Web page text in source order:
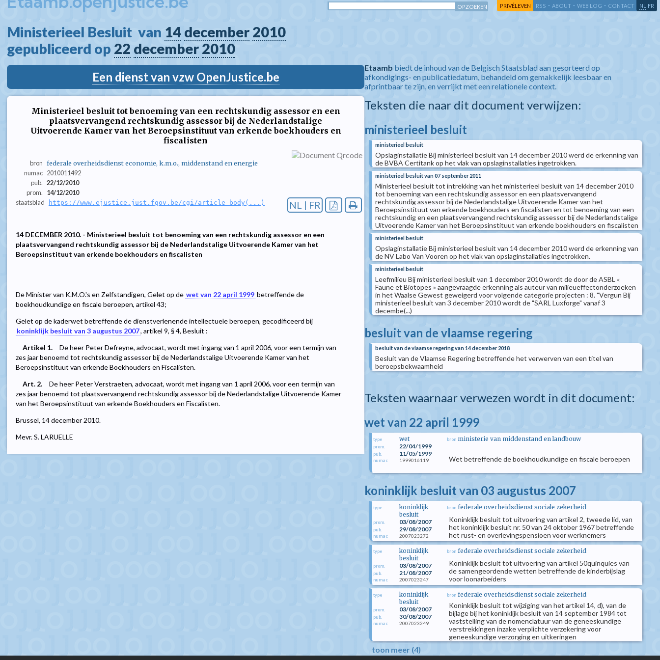
PRIVÉLEVEN RSS - ABOUT - WEB LOG - CONTACT NL FR
Ministerieel Besluit  van 14 december 2010
gepubliceerd op 22 december 2010
Een dienst van vzw OpenJustice.be
Ministerieel besluit tot benoeming van een rechtskundig assessor en een
plaatsvervangend rechtskundig assessor bij de Nederlandstalige
Uitvoerende Kamer van het Beroepsinstituut van erkende boekhouders en
fiscalisten
bron federale overheidsdienst economie, k.m.o., middenstand en energie
numac 2010011492
pub. 22/12/2010
prom.
14/12/2010
staatsblad
https://www.ejustice.just.fgov.be/cgi/article_body(...) NL | FR
14 DECEMBER 2010. - Ministerieel besluit tot benoeming van een rechtskundig assessor en een
plaatsvervangend rechtskundig assessor bij de Nederlandstalige Uitvoerende Kamer van het
Beroepsinstituut van erkende boekhouders en fiscalisten
De Minister van K.M.O.'s en Zelfstandigen, Gelet op de wet van 22 april 1999 betreffende de
boekhoudkundige en fiscale beroepen, artikel 43;
Gelet op de kaderwet betreffende de dienstverlenende intellectuele beroepen, gecodificeerd bij
koninklijk besluit van 3 augustus 2007, artikel 9, § 4, Besluit :
Artikel 1.
De heer Peter Defreyne, advocaat, wordt met ingang van 1 april 2006, voor een termijn van
zes jaar benoemd tot rechtskundig assessor bij de Nederlandstalige Uitvoerende Kamer van het
Beroepsinstituut van erkende Boekhouders en Fiscalisten.
Art. 2.
De heer Peter Verstraeten, advocaat, wordt met ingang van 1 april 2006, voor een termijn van
zes jaar benoemd tot plaatsvervangend rechtskundig assessor bij de Nederlandstalige Uitvoerende Kamer
van het Beroepsinstituut van erkende Boekhouders en Fiscalisten.
Brussel, 14 december 2010.
Mevr. S. LARUELLE
Etaamb biedt de inhoud van de Belgisch Staatsblad aan gesorteerd op
afkondigings- en publicatiedatum, behandeld om gemakkelijk leesbaar en
afprintbaar te zijn, en verrijkt met een relationele context.
Teksten die naar dit document verwijzen:
ministerieel besluit
ministerieel besluit
Opslaginstallatie Bij ministerieel besluit van 14 december 2010 werd de erkenning van
de BVBA Certitank op het vlak van opslaginstallaties ingetrokken.
ministerieel besluit van 07 september 2011
Ministerieel besluit tot intrekking van het ministerieel besluit van 14 december 2010
tot benoeming van een rechtskundig assessor en een plaatsvervangend
rechtskundig assessor bij de Nederlandstalige Uitvoerende Kamer van het
Beroepsinstituut van erkende boekhouders en fiscalisten en tot benoeming van een
rechtskundig en een plaatsvervangend rechtskundig assessor bij de Nederlandstalige
Uitvoerende Kamer van het Beroepsinstituut van erkende boekhouders en fiscalisten
ministerieel besluit
Opslaginstallatie Bij ministerieel besluit van 14 december 2010 werd de erkenning van
de NV Labo Van Vooren op het vlak van opslaginstallaties ingetrokken.
ministerieel besluit
Leefmilieu Bij ministerieel besluit van 1 december 2010 wordt de door de ASBL «
Faune et Biotopes » aangevraagde erkenning als auteur van milieueffectonderzoeken
in het Waalse Gewest geweigerd voor volgende categorie projecten : 8. "Vergun Bij
ministerieel besluit van 3 december 2010 wordt de "SARL Luxforge" vanaf 3
decembe(...)
besluit van de vlaamse regering
besluit van de vlaamse regering van 14 december 2018
Besluit van de Vlaamse Regering betreffende het verwerven van een titel van
beroepsbekwaamheid
Teksten waarnaar verwezen wordt in dit document:
wet van 22 april 1999
type wet
prom. 22/04/1999
pub. 11/05/1999
numac 1999016119
bron ministerie van middenstand en landbouw
Wet betreffende de boekhoudkundige en fiscale beroepen
koninklijk besluit van 03 augustus 2007
type
koninklijk
besluit
prom. 03/08/2007
pub. 29/08/2007
numac 2007023272
bron federale overheidsdienst sociale zekerheid
Koninklijk besluit tot uitvoering van artikel 2, tweede lid, van
het koninklijk besluit nr. 50 van 24 oktober 1967 betreffende
het rust- en overlevingspensioen voor werknemers
type
koninklijk
besluit
prom. 03/08/2007
pub. 21/08/2007
numac 2007023247
bron federale overheidsdienst sociale zekerheid
Koninklijk besluit tot uitvoering van artikel 50quinquies van
de samengeordende wetten betreffende de kinderbijslag
voor loonarbeiders
type
koninklijk
besluit
prom. 03/08/2007
pub. 30/08/2007
numac 2007023249
bron federale overheidsdienst sociale zekerheid
Koninklijk besluit tot wijziging van het artikel 14, d), van de
bijlage bij het koninklijk besluit van 14 september 1984 tot
vaststelling van de nomenclatuur van de geneeskundige
verstrekkingen inzake verplichte verzekering voor
geneeskundige verzorging en uitkeringen
toon meer (4)